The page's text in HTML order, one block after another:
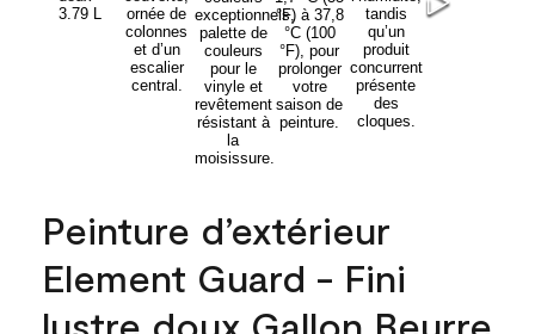
Peinture d’extérieur
Element Guard - Fini
lustre doux Gallon Beurre